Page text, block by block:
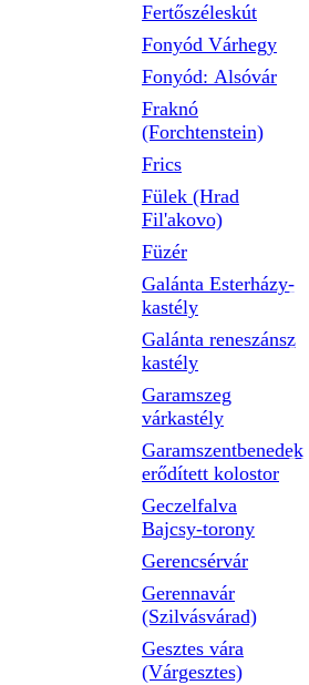
Fertőszéleskút
Fonyód Várhegy
Fonyód: Alsóvár
Fraknó
(Forchtenstein)
Frics
Fülek (Hrad
Fil'akovo)
Füzér
Galánta Esterházy-
kastély
Galánta reneszánsz
kastély
Garamszeg
várkastély
Garamszentbenedek
erődített kolostor
Geczelfalva
Bajcsy-torony
Gerencsérvár
Gerennavár
(Szilvásvárad)
Gesztes vára
(Várgesztes)